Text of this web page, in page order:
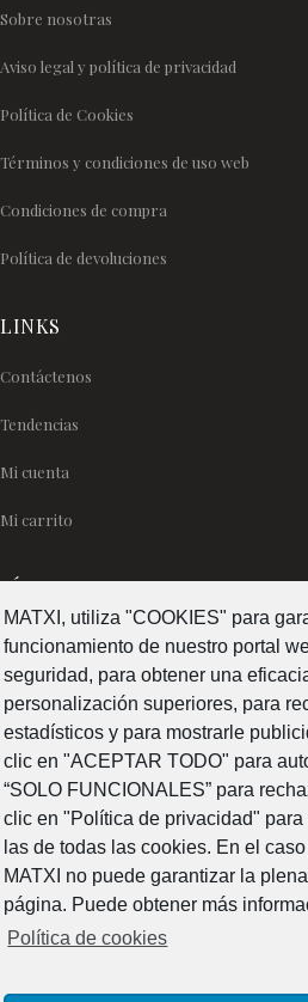
MATXI, utiliza "COOKIES" para
funcionamiento de nuestro portal
seguridad, para obtener una
personalización superiores, para
estadísticos y para mostrarle
clic en "ACEPTAR TODO" para
“SOLO FUNCIONALES” para
clic en "Política de privacidad"
las de todas las cookies. En el
MATXI no puede garantizar la
página. Puede obtener más
Política de cookies
Sobre nosotras
Aviso legal y política de privacidad
Política de Cookies
Términos y condiciones de uso web
Condiciones de compra
Política de devoluciones
LINKS
Contáctenos
Tendencias
Mi cuenta
Mi carrito
SÍGUENOS
¿Como
Web subvencionada por la Diputación Foral de